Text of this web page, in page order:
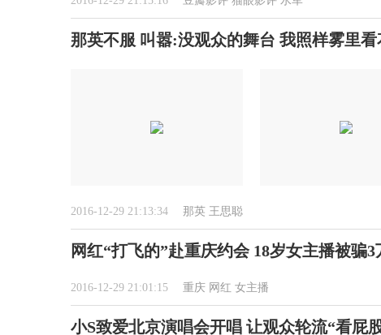
那英不服 叫嚣:没观众的舞台 我照样雾里
2016-12-29 21:13:34 那英 王思聪
网红“打飞的”赴重庆约会 18岁女主播被骗3
2016-12-29 21:01:15 重庆 网红 女主播
小S致爱北京演唱会开唱 让观众轮流“看屁